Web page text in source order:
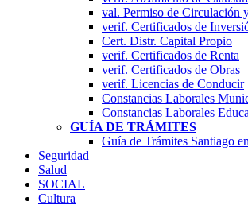
val. Permiso de Circulación
verif. Certificados de
Cert. Distr. Capital Propio
verif. Certificados de Renta
verif. Certificados de Obras
verif. Licencias de Conducir
Constancias Laborales
Constancias Laborales
GUÍA DE TRÁMITES
Guía de Trámites Santiago
Seguridad
Salud
SOCIAL
Cultura